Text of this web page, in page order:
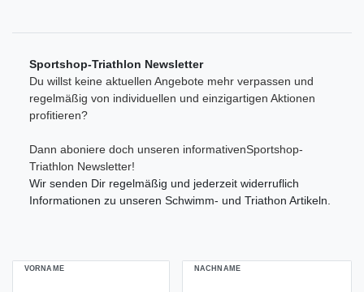
Sportshop-Triathlon Newsletter
Du willst keine aktuellen Angebote mehr verpassen und
regelmäßig von individuellen und einzigartigen Aktionen
profitieren?
Dann aboniere doch unseren informativenSportshop-
Triathlon Newsletter!
Wir senden Dir regelmäßig und jederzeit widerruflich
Informationen zu unseren Schwimm- und Triathon Artikeln.
VORNAME NACHNAME